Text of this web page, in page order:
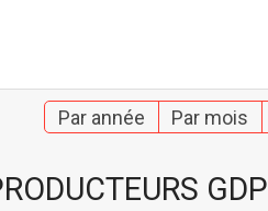
Par année Par mois
GDP